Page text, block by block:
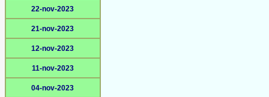
22-nov-2023
21-nov-2023
12-nov-2023
11-nov-2023
04-nov-2023